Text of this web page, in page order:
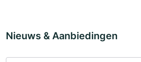
Nieuws & Aanbiedingen